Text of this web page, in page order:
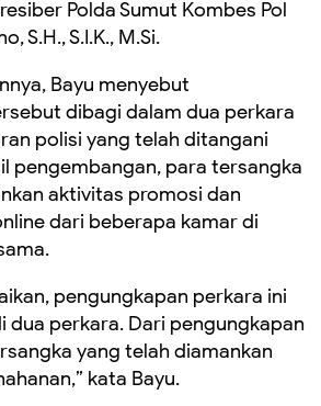
Polda Sumut Kombes Pol
S.H., S.I.K., M.Si.
Bayu menyebut
dibagi dalam dua perkara
polisi yang telah ditangani
pengembangan, para tersangka
aktivitas promosi dan
dari beberapa kamar di
pengungkapan perkara ini
dua perkara. Dari pengungkapan
yang telah diamankan
kata Bayu.